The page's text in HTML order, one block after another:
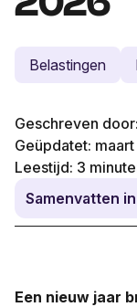
Belastingen
Geschreven door:
Geüpdatet:
Leestijd: 3
Samenvatten
Een nieuw jaar